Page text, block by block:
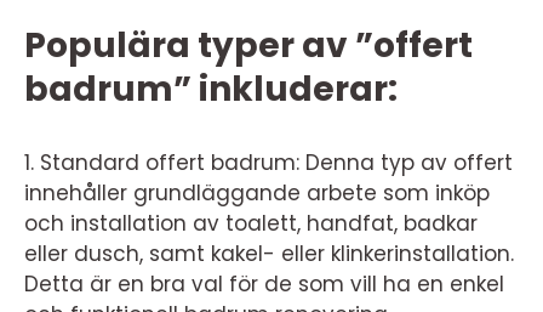
Populära typer av ”offert
badrum” inkluderar:
1. Standard offert badrum: Denna typ av offert
innehåller grundläggande arbete som inköp
och installation av toalett, handfat, badkar
eller dusch, samt kakel- eller klinkerinstallation.
Detta är en bra val för de som vill ha en enkel